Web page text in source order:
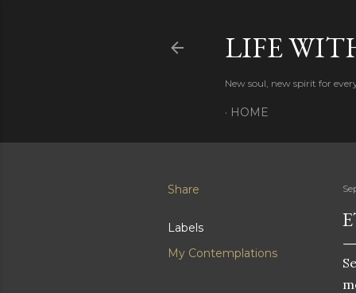
LIFE
New soul, new spirit for
HOME
Share
Labels
My Contemplations